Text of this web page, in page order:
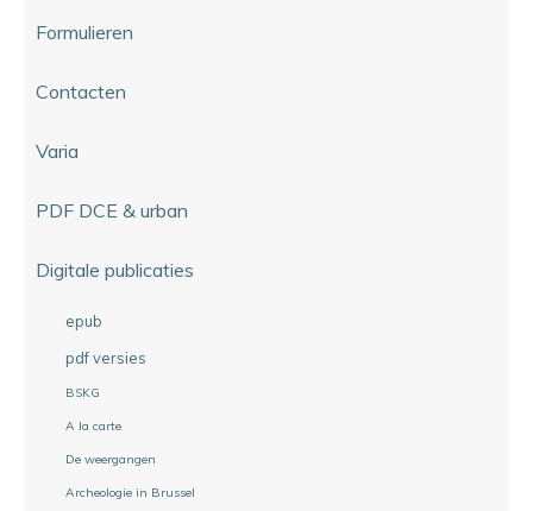
Formulieren
Contacten
Varia
PDF DCE & urban
Digitale publicaties
epub
pdf versies
BSKG
A la carte
De weergangen
Archeologie in Brussel